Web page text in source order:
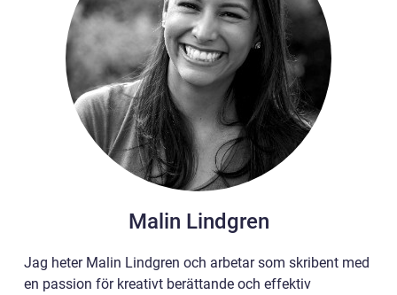
Malin Lindgren
Jag heter Malin Lindgren och arbetar som skribent med
en passion för kreativt berättande och effektiv